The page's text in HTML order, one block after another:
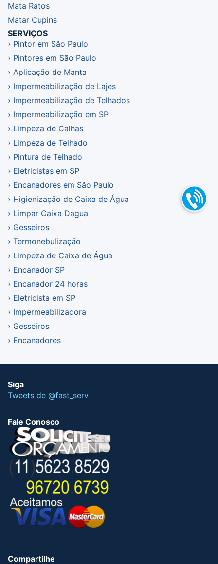
Mata Ratos
Matar Cupins
SERVIÇOS
Pintor em São Paulo
Pintores em São Paulo
Aplicação de Manta
Impermeabilização de Lajes
Impermeabilização de Telhados
Impermeabilização em SP
Limpeza de Calhas
Limpeza de Telhado
Pintura de Telhado
Eletricistas em SP
Encanadores em São Paulo
Higienização de Caixa de Água
Limpar Caixa Dagua
Gesseiros
Termonebulização
Limpeza de Caixa de Água
Encanador SP
Encanador 24 horas
Eletricista em SP
Impermeabilizadora
Gesseiros
Encanadores
Siga
Tweets de @fast_serv
Fale Conosco
Compartilhe